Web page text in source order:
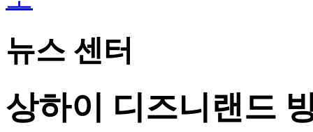
뉴스 센터
상하이 디즈니랜드